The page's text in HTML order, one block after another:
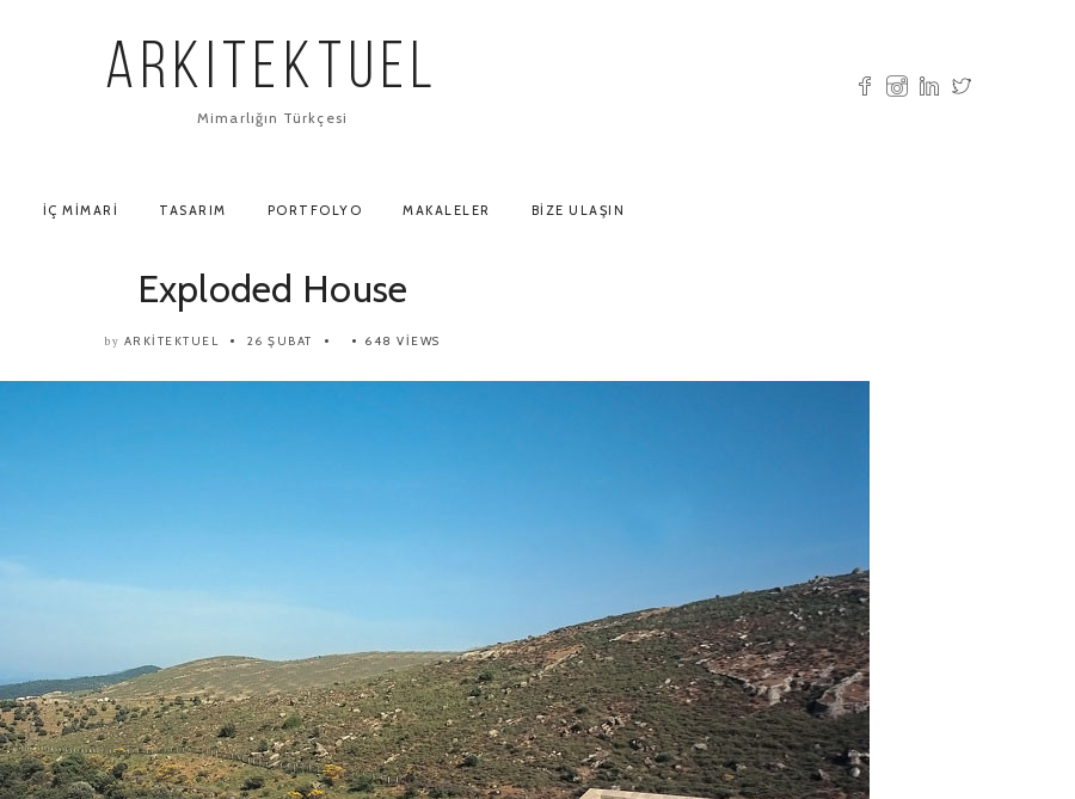
ARKITEKTUEL
Mimarlığın Türkçesi
İÇ MIMARI TASARIM PORTFOLYO MAKALELER BIZE ULAŞIN
Exploded House
by ARKITEKTUEL 26 ŞUBAT 648 VIEWS